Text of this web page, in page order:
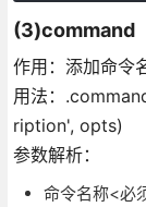
(3)command
作用：添加命令
用法：
ription', opts)
参数解析：
命令名称<必